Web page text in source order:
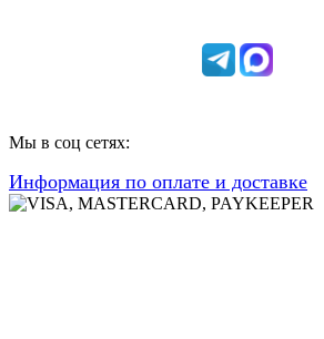
Мы в соц сетях:
Информация по оплате и доставке